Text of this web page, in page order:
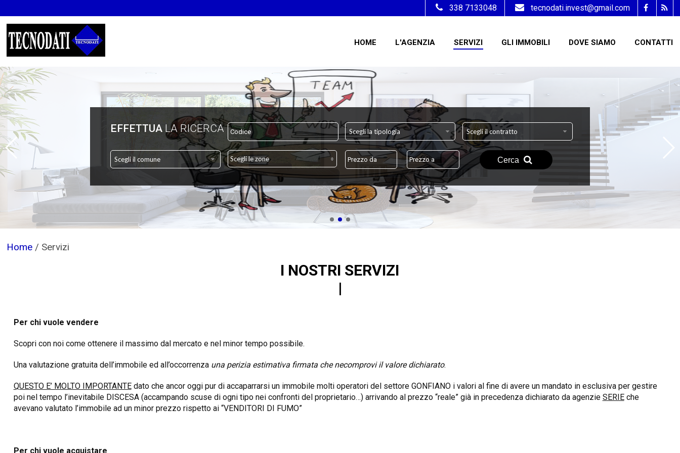
HOME L'AGENZIA SERVIZI GLI IMMOBILI DOVE SIAMO CONTATTI
tecnodati.invest@gmail.com
338 7133048
EFFETTUA LA RICERCA Scegli la tipologia Scegli il contratto
Scegli il comune Scegli le zone Cerca
Home / Servizi
I NOSTRI SERVIZI
Per chi vuole vendere
Scopri con noi come ottenere il massimo dal mercato e nel minor tempo possibile.
Una valutazione gratuita dell’immobile ed all’occorrenza una perizia estimativa firmata che necomprovi il valore dichiarato.
QUESTO E’ MOLTO IMPORTANTEdato che ancor oggi pur di accaparrarsi un immobile molti operatori del settore GONFIANO i valori al fine di avere un mandato in esclusiva per gestire
poi nel tempo l’inevitabile DISCESA (accampando scuse di ogni tipo nei confronti del proprietario…) arrivando al prezzo “reale” già in precedenza dichiarato da agenzie SERIEche
avevano valutato l’immobile ad un minor prezzo rispetto ai “VENDITORI DI FUMO”
Per chi vuole acquistare